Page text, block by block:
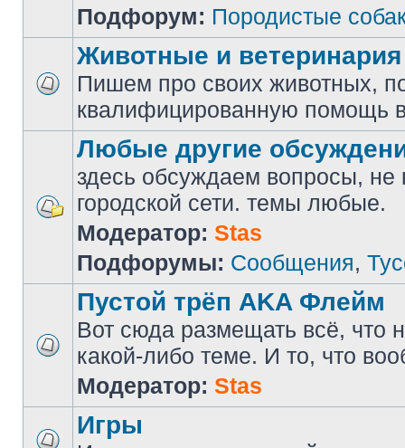
Подфорум: Породистые
Животные и ветеринария
Пишем про своих животных,
квалифицированную помощь
Любые другие
здесь обсуждаем вопросы,
городской сети. темы любые.
Модератор: Stas
Подфорумы: Сообщения,
Пустой трёп AKA Флейм
Вот сюда размещать всё, что
какой-либо теме. И то, что
Модератор: Stas
Игры